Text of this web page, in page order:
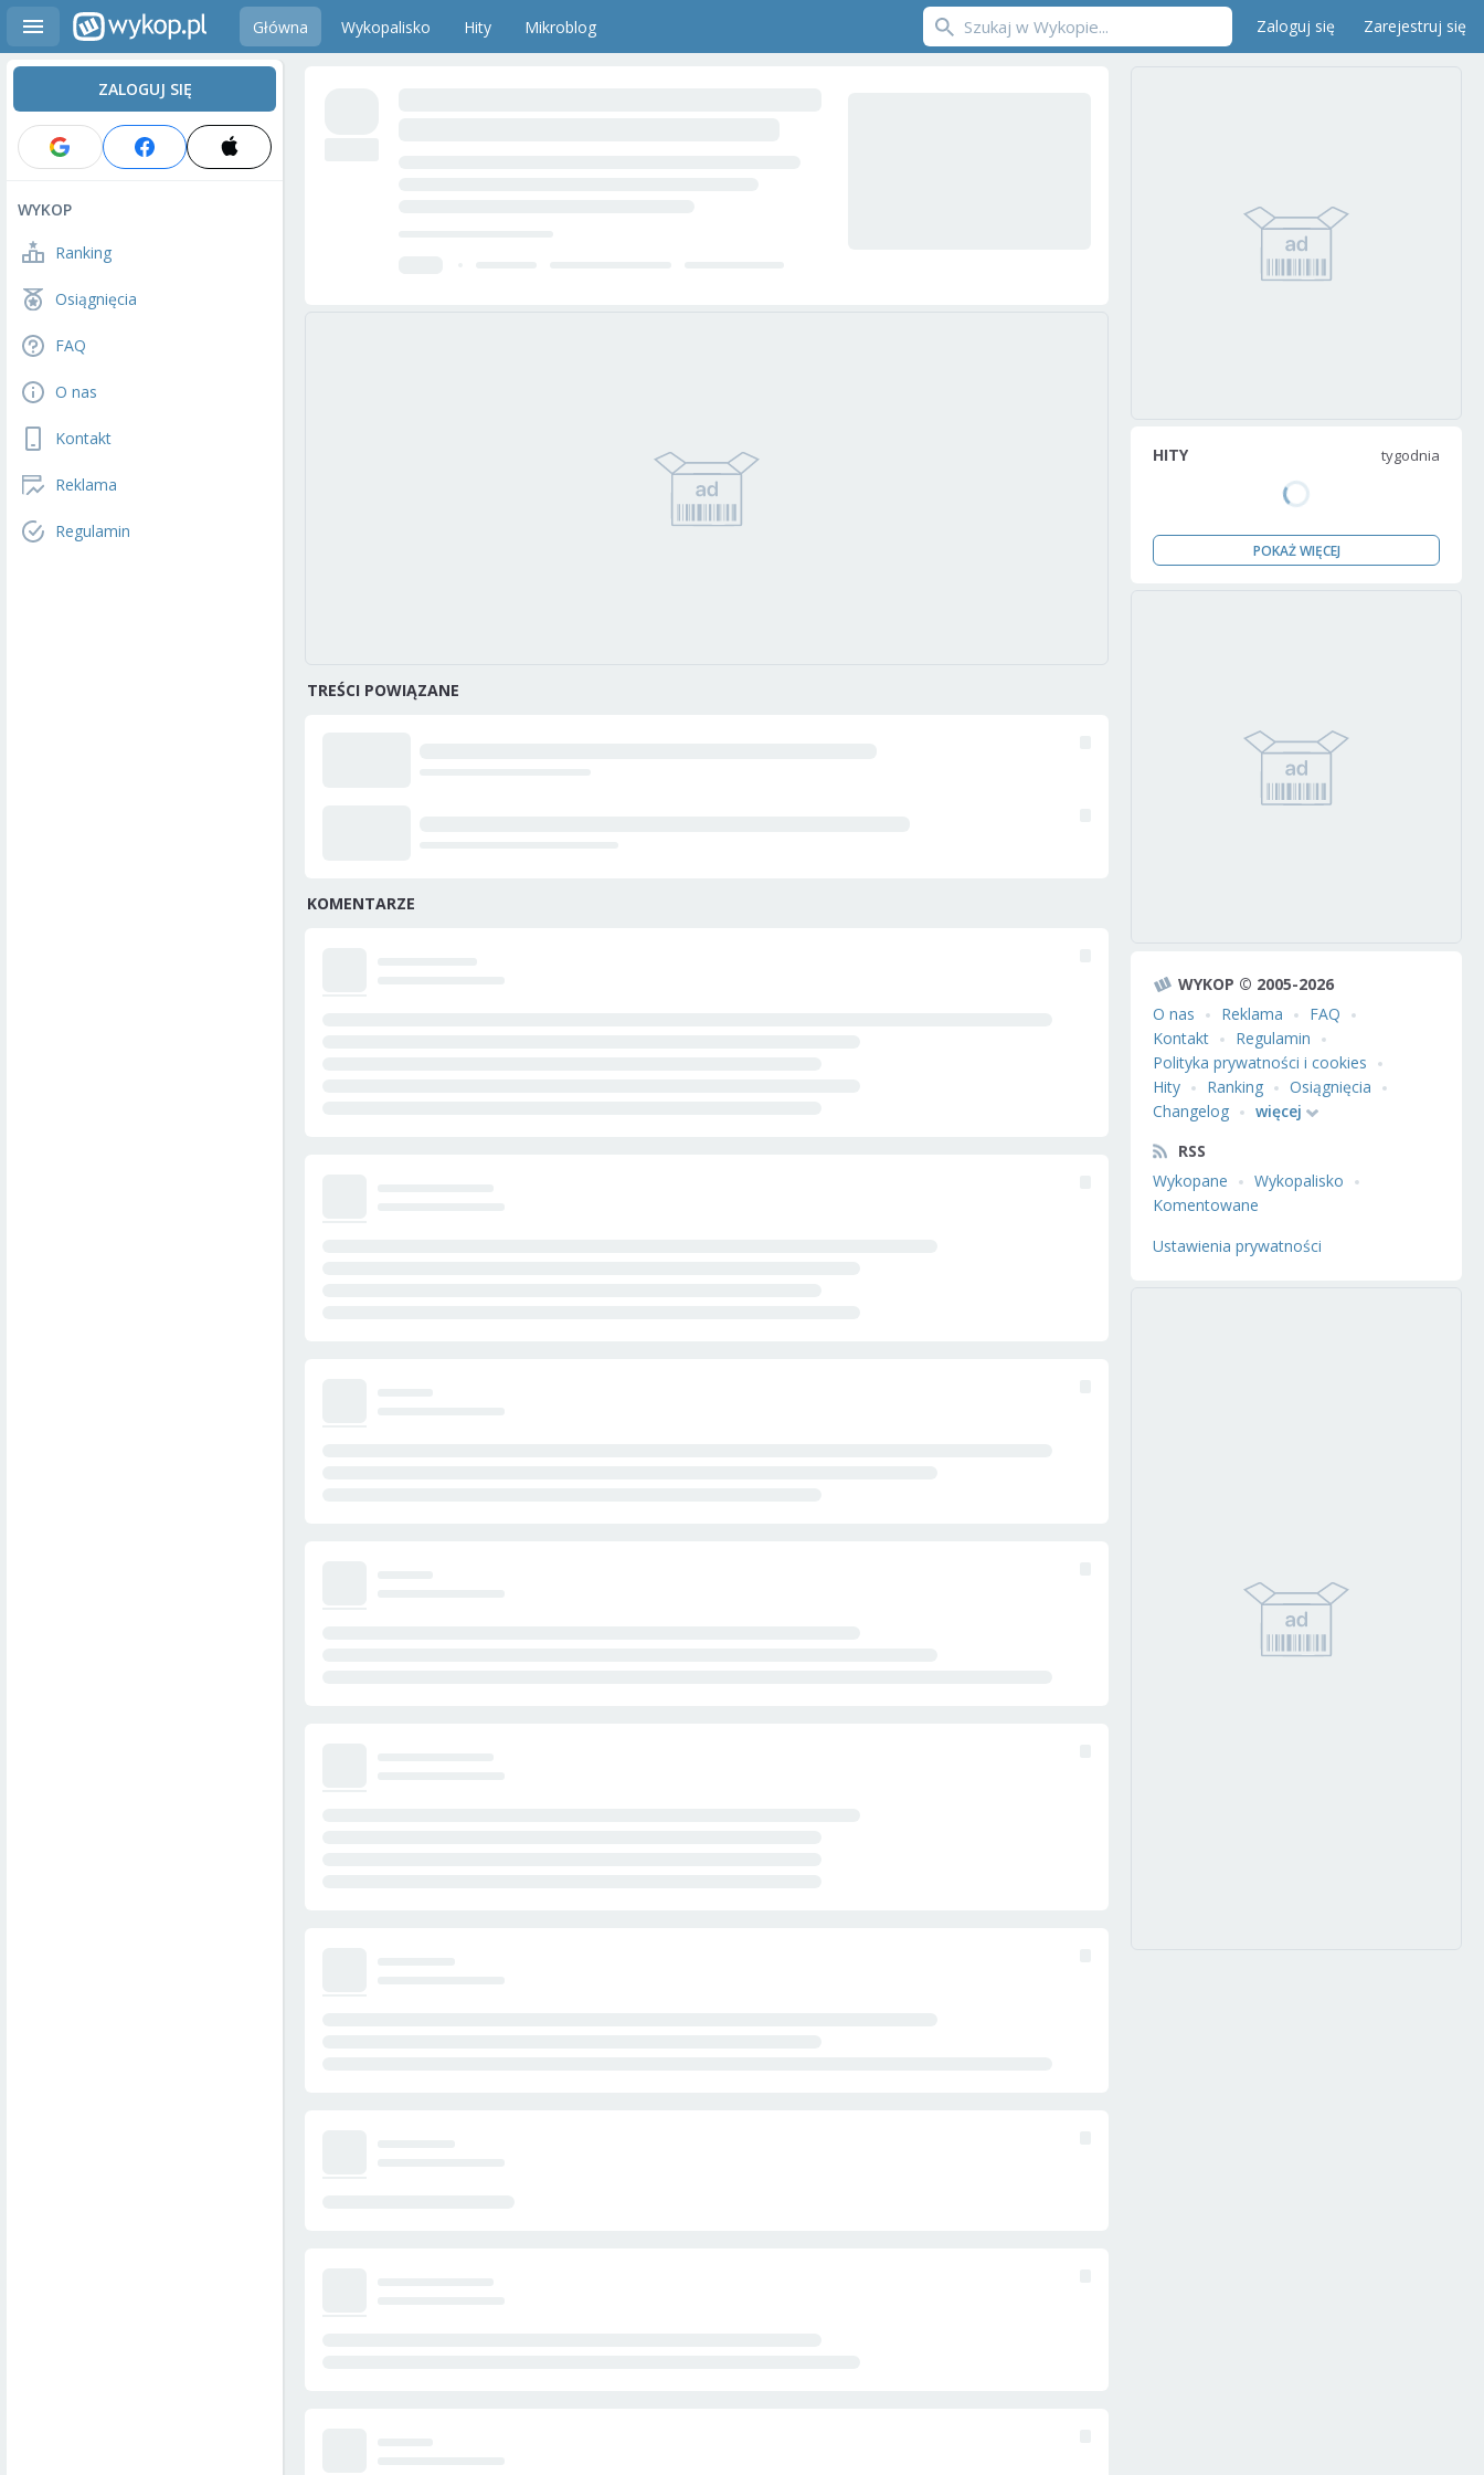
Główna Wykopalisko Hity Mikroblog Zaloguj się Zarejestruj się
ZALOGUJ SIĘ
WYKOP
Ranking
Osiągnięcia
FAQ
O nas
Kontakt
Reklama
Regulamin
TREŚCI POWIĄZANE
KOMENTARZE
HITY tygodnia
POKAŻ WIĘCEJ
WYKOP © 2005-2026
O nas
Reklama
FAQ
Kontakt
Regulamin
Polityka prywatności i cookies
Hity
Ranking
Osiągnięcia
Changelog
więcej
RSS
Wykopane
Wykopalisko
Komentowane
Ustawienia prywatności